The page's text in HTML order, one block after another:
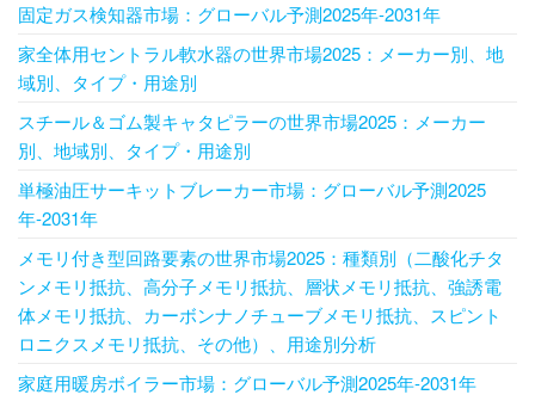
固定ガス検知器市場：グローバル予測2025年-2031年
家全体用セントラル軟水器の世界市場2025：メーカー別、地
域別、タイプ・用途別
スチール＆ゴム製キャタピラーの世界市場2025：メーカー
別、地域別、タイプ・用途別
単極油圧サーキットブレーカー市場：グローバル予測2025
年-2031年
メモリ付き型回路要素の世界市場2025：種類別（二酸化チタ
ンメモリ抵抗、高分子メモリ抵抗、層状メモリ抵抗、強誘電
体メモリ抵抗、カーボンナノチューブメモリ抵抗、スピント
ロニクスメモリ抵抗、その他）、用途別分析
家庭用暖房ボイラー市場：グローバル予測2025年-2031年